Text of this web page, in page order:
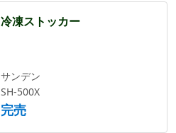
冷凍ストッカー
サンデン
SH-500X
完売